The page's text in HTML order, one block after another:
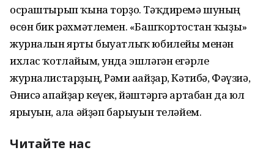
осраштырып ҡына торҙо. Тәҡдиремә шуның
өсөн бик рәхмәтлемен. «Башҡортостан ҡыҙы»
журналын ярты быуатлыҡ юбилейы менән
ихлас ҡотлайым, унда эшләгән егәрле
журналистарҙың, Рәми ағайҙар, Кәтибә, Фәүзиә,
Әнисә апайҙар кеүек, йәштәргә артабан да юл
ярыуын, алға әйҙәп барыуын теләйем.
Читайте нас